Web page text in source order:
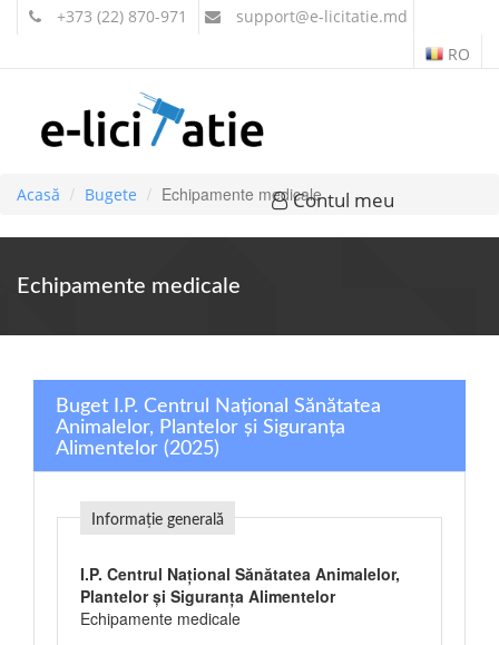
+373 (22) 870-971 support@e-licitatie.md
RO
Contul meu
Acasă Bugete Echipamente medicale
Echipamente medicale
Buget I.P. Centrul Național Sănătatea
Animalelor, Plantelor și Siguranța
Alimentelor (2025)
Informație generală
I.P. Centrul Național Sănătatea Animalelor,
Plantelor și Siguranța Alimentelor
Echipamente medicale